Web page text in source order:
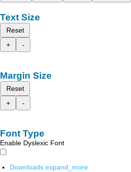
Text Size
Reset
+
-
Margin Size
Reset
+
-
Font Type
Enable Dyslexic Font
Downloads expand_more